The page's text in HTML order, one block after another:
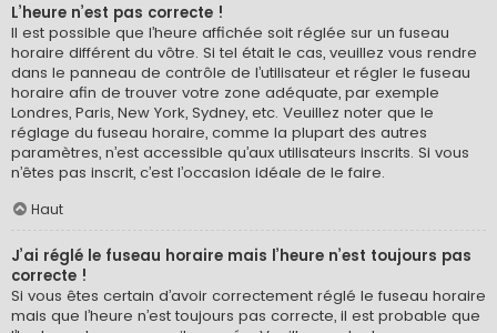
L’heure n’est pas correcte !
Il est possible que l’heure affichée soit réglée sur un fuseau
horaire différent du vôtre. Si tel était le cas, veuillez vous rendre
dans le panneau de contrôle de l’utilisateur et régler le fuseau
horaire afin de trouver votre zone adéquate, par exemple
Londres, Paris, New York, Sydney, etc. Veuillez noter que le
réglage du fuseau horaire, comme la plupart des autres
paramètres, n’est accessible qu’aux utilisateurs inscrits. Si vous
n’êtes pas inscrit, c’est l’occasion idéale de le faire.
Haut
J’ai réglé le fuseau horaire mais l’heure n’est toujours pas
correcte !
Si vous êtes certain d’avoir correctement réglé le fuseau horaire
mais que l’heure n’est toujours pas correcte, il est probable que